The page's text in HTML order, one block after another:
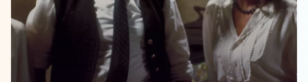
Firefox Download
Safari Download